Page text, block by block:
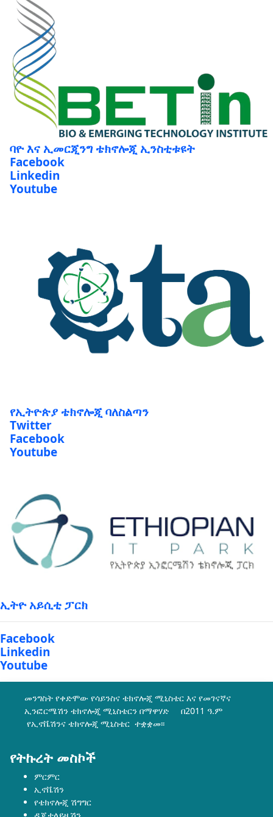
ባዮ እና ኢመርጂንግ ቴክኖሎጂ ኢንስቲቱዩት
Facebook
Linkedin
Youtube
የኢትዮጵያ ቴክኖሎጂ ባለስልጣን
Twitter
Facebook
Youtube
ኢትዮ አይሲቲ ፓርክ
Facebook
Linkedin
Youtube
መንግስት የቀድሞው የሳይንስና ቴክኖሎጂ ሚኒስቴር እና የመገናኛና
ኢንፎርሜሽን ቴክኖሎጂ ሚኒስቴርን በማዋሃድ በ2011 ዓ.ም
የኢኖቬሽንና ቴክኖሎጂ ሚኒስቴር ተቋቋመ፡፡
የትኩረት መስኮች
ምርምር
ኢኖቬሽን
የቴክኖሎጂ ሽግግር